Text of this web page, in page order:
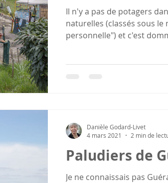
Il n'y a pas de potagers dans l'atlas des régions
naturelles (classés sous
personnelle") et c'est
Paludiers de
Je ne connaissais pas
Danièle Godard-Livet
4 mars 2021
2 min de